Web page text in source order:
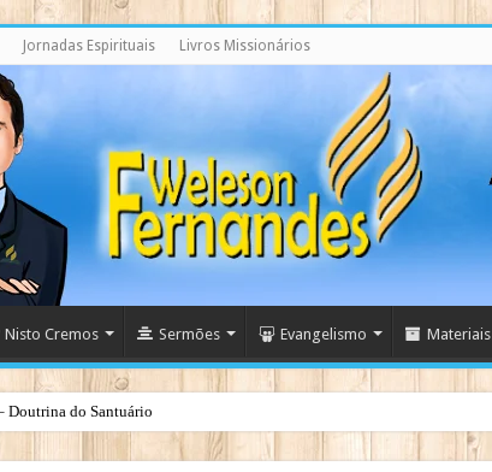
Jornadas Espirituais Livros Missionários
Nisto Cremos Sermões Evangelismo Materiais
Doutrina do Santuário